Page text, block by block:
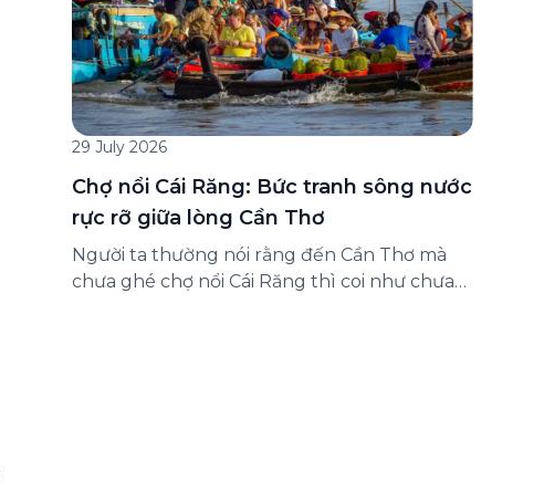
29 July 2026
Chợ nổi Cái Răng: Bức tranh sông nước
rực rỡ giữa lòng Cần Thơ
Người ta thường nói rằng đến Cần Thơ mà
chưa ghé chợ nổi Cái Răng thì coi như chưa